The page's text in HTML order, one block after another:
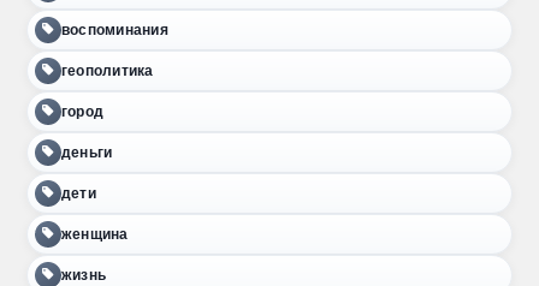
воспоминания
геополитика
город
деньги
дети
женщина
жизнь